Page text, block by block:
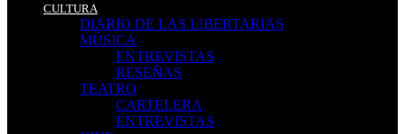
CULTURA
DIARIO DE LAS LIBERTARIAS
MÚSICA
ENTREVISTAS
RESEÑAS
TEATRO
CARTELERA
ENTREVISTAS